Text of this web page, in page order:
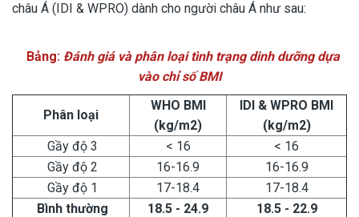
châu Á (IDI & WPRO) dành cho người châu Á như sau:
Bảng: Đánh giá và phân loại tình trạng dinh dưỡng dựa
vào chỉ số BMI
Phân loại
WHO BMI
(kg/m2)
IDI & WPRO BMI
(kg/m2)
Gầy độ 3
< 16
< 16
Gầy độ 2
16-16.9
16-16.9
Gầy độ 1
17-18.4
17-18.4
Bình thường
18.5 - 24.9
18.5 - 22.9